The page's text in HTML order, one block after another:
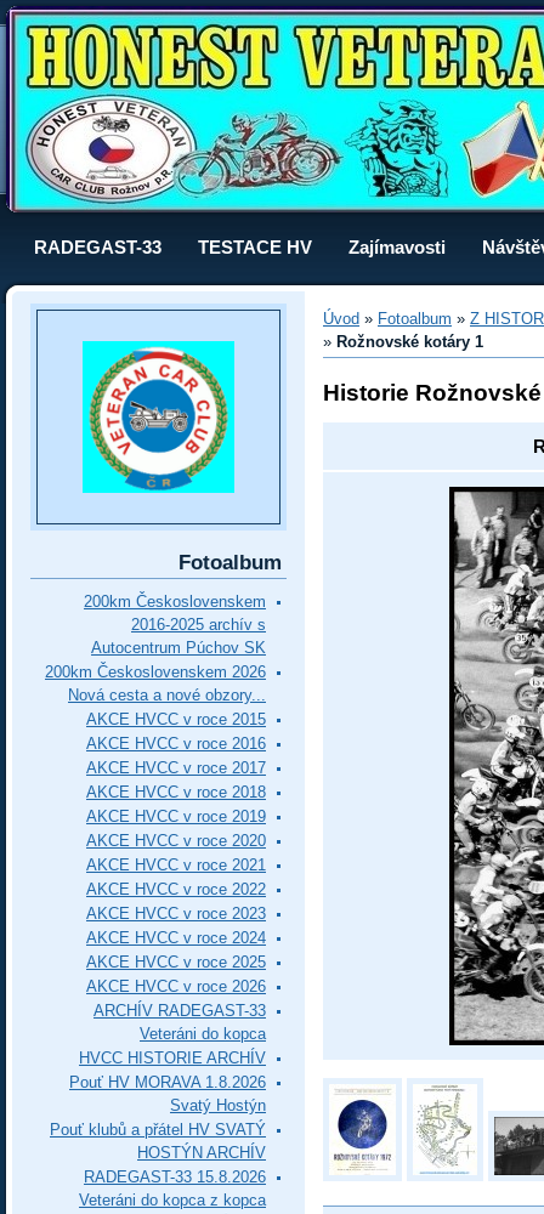
RADEGAST-33 TESTACE HV Zajímavosti
Úvod » Fotoalbum » Z
» Rožnovské kotáry 1
Historie
Fotoalbum
200km Československem
2016-2025 archív s
Autocentrum Púchov SK
200km Československem 2026
Nová cesta a nové obzory...
AKCE HVCC v roce 2015
AKCE HVCC v roce 2016
AKCE HVCC v roce 2017
AKCE HVCC v roce 2018
AKCE HVCC v roce 2019
AKCE HVCC v roce 2020
AKCE HVCC v roce 2021
AKCE HVCC v roce 2022
AKCE HVCC v roce 2023
AKCE HVCC v roce 2024
AKCE HVCC v roce 2025
AKCE HVCC v roce 2026
ARCHÍV RADEGAST-33
Veteráni do kopca
HVCC HISTORIE ARCHÍV
Pouť HV MORAVA 1.8.2026
Svatý Hostýn
Pouť klubů a přátel HV SVATÝ
HOSTÝN ARCHÍV
RADEGAST-33 15.8.2026
Veteráni do kopca z kopca